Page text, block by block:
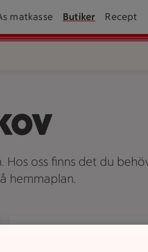
matkasse Butiker Recept
oss finns det du
hemmaplan.